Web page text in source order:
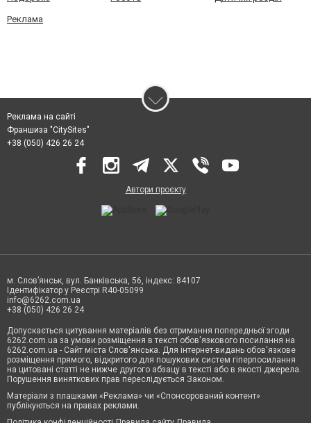
Реклама
Реклама на сайті
Франшиза "CitySites"
+38 (050) 426 26 24
Автори проєкту
м. Слов’янськ, вул. Банківська, 56, індекс: 84107
Ідентифікатор у Реєстрі R40-05099
info@6262.com.ua
+38 (050) 426 26 24
Допускається цитування матеріалів без отримання попередньої згоди
6262.com.ua за умови розміщення в тексті обов'язкового посилання на
6262.com.ua - Сайт міста Слов'янська. Для інтернет-видань обов'язкове
розміщення прямого, відкритого для пошукових систем гіперпосилання
на цитовані статті не нижче другого абзацу в тексті або в якості джерела.
Порушення виняткових прав переслідується Законом.
Матеріали з плашками «Реклама» чи «Спонсорований контент»
публікуються на правах реклами.